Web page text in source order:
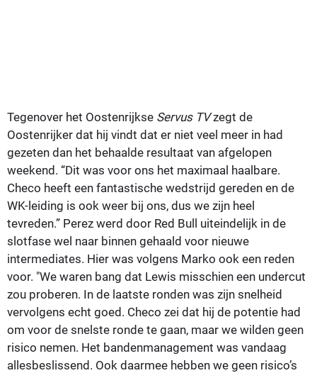
Tegenover het Oostenrijkse Servus TVzegt de
Oostenrijker dat hij vindt dat er niet veel meer in had
gezeten dan het behaalde resultaat van afgelopen
weekend. “Dit was voor ons het maximaal haalbare.
Checo heeft een fantastische wedstrijd gereden en de
WK-leiding is ook weer bij ons, dus we zijn heel
tevreden.” Perez werd door Red Bull uiteindelijk in de
slotfase wel naar binnen gehaald voor nieuwe
intermediates. Hier was volgens Marko ook een reden
voor. "We waren bang dat Lewis misschien een undercut
zou proberen. In de laatste ronden was zijn snelheid
vervolgens echt goed. Checo zei dat hij de potentie had
om voor de snelste ronde te gaan, maar we wilden geen
risico nemen. Het bandenmanagement was vandaag
allesbeslissend. Ook daarmee hebben we geen risico’s